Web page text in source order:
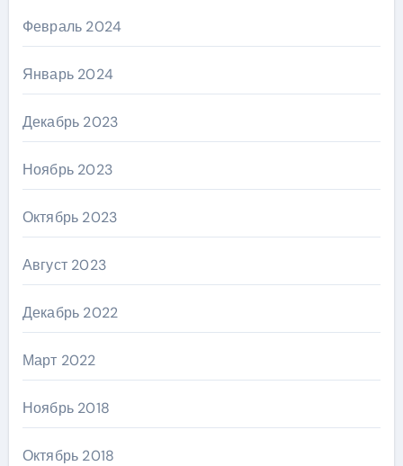
Февраль 2024
Январь 2024
Декабрь 2023
Ноябрь 2023
Октябрь 2023
Август 2023
Декабрь 2022
Март 2022
Ноябрь 2018
Октябрь 2018